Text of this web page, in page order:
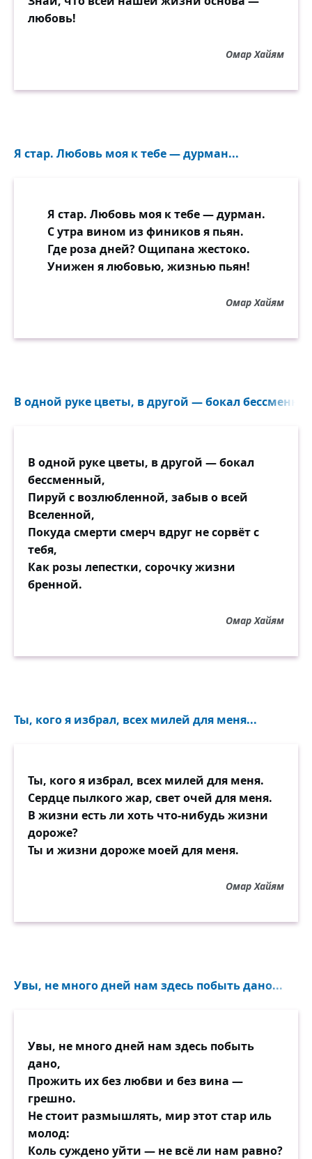
любовь!
Омар Хайям
Я стар. Любовь моя к тебе — дурман...
Я стар. Любовь моя к тебе — дурман.
С утра вином из фиников я пьян.
Где роза дней? Ощипана жестоко.
Унижен я любовью, жизнью пьян!
Омар Хайям
В одной руке цветы, в другой — бокал
В одной руке цветы, в другой — бокал
бессменный,
Пируй с возлюбленной, забыв о всей
Вселенной,
Покуда смерти смерч вдруг не сорвёт с
тебя,
Как розы лепестки, сорочку жизни
бренной.
Омар Хайям
Ты, кого я избрал, всех милей для меня...
Ты, кого я избрал, всех милей для меня.
Сердце пылкого жар, свет очей для меня.
В жизни есть ли хоть что-нибудь жизни
дороже?
Ты и жизни дороже моей для меня.
Омар Хайям
Увы, не много дней нам здесь побыть дано...
Увы, не много дней нам здесь побыть
дано,
Прожить их без любви и без вина —
грешно.
Не стоит размышлять, мир этот стар иль
молод:
Коль суждено уйти — не всё ли нам равно?